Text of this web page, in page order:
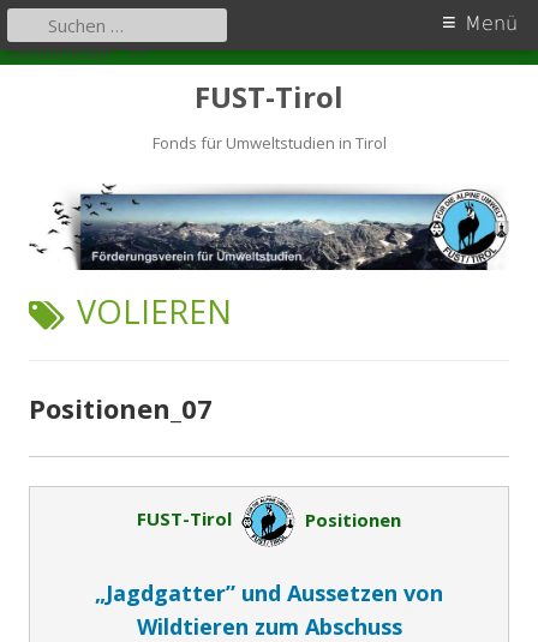
...WeiterlesenPositionen_07
" />Zum
springenFUST-Tirol
Fonds für Umweltstudien in Tirol
Primäres
Menü
Menü
Suchen
nach:
SCHLAGWORT:
VOLIEREN
Positionen_07
FUST-Tirol Positionen
„Jagdgatter” und Aussetzen von
Wildtieren zum Abschuss